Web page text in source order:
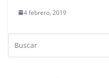
4 febrero, 2019